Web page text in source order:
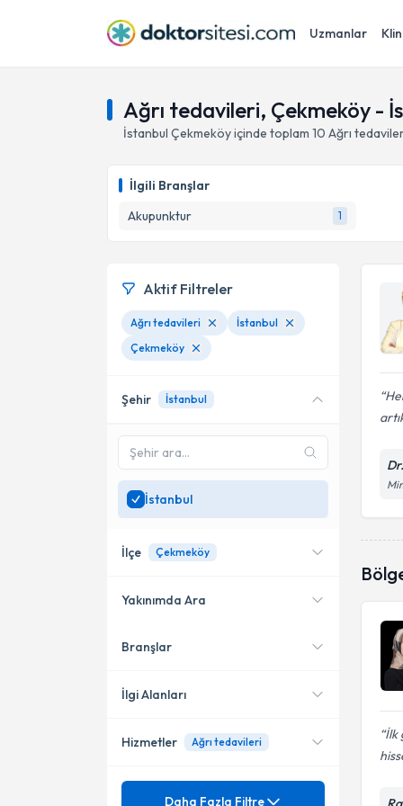
Uzmanlar
Ağrı tedavileri, Çekmeköy -
İstanbul Çekmeköyiçinde toplam 10 Ağrı
İlgili Branşlar
Akupunktur
1
İlk
Aktif Filtreler
Ağrı tedavileri
İstanbul
Çekmeköy
Şehir İstanbul
İstanbul
İlçe Çekmeköy
Kadıköy
Beşiktaş
Yakınımda Ara
Konumuma yakın uzmanları
Branşlar
Akupunktur
İlgi Alanları
Akupunktur ile sigara bırakma
Hizmetler Ağrı tedavileri
Mezuniyet
Daha Fazla Filtre